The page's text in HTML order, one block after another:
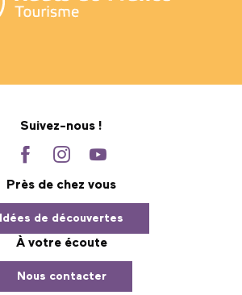
Suivez-nous !
Près de chez vous
Idées de découvertes
À votre écoute
Nous contacter